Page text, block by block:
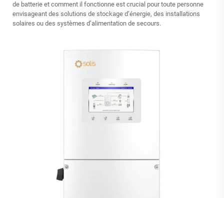
de batterie et comment il fonctionne est crucial pour toute personne
envisageant des solutions de stockage d’énergie, des installations
solaires ou des systèmes d’alimentation de secours.